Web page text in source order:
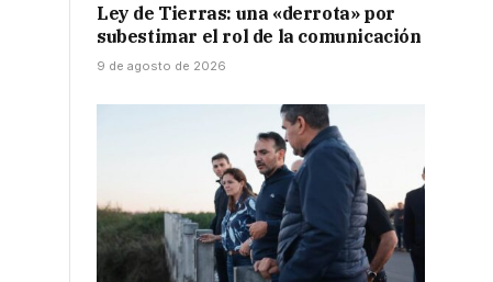
Ley de Tierras: una «derrota» por
subestimar el rol de la comunicación
9 de agosto de 2026